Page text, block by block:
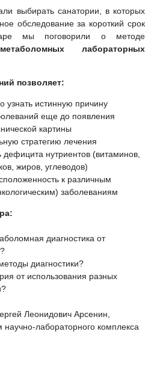
выбирать санатории, в которых
обследование за короткий срок
мы поговорили о методе
метаболомных лабораторных
позволяет:
узнать истинную причину
еще до появления
картины
стратегию лечения
дефицита нутриентов (витаминов,
жиров, углеводов)
к различным
заболеваниям
диагностика от
диагностики?
от использования разных
Леонидович Арсенин,
лабораторного комплекса